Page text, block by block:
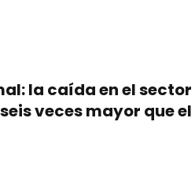
la caída en el sector
veces mayor que el